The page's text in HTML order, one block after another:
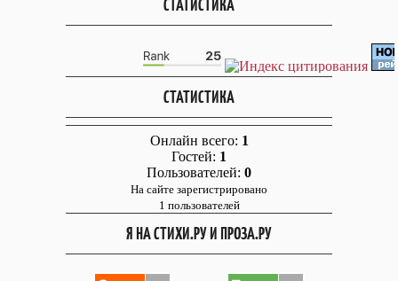
СТАТИСТИКА
СТАТИСТИКА
Онлайн всего: 1
Гостей: 1
Пользователей: 0
На сайте зарегистрировано
1 пользователей
Я НА СТИХИ.РУ И ПРОЗА.РУ